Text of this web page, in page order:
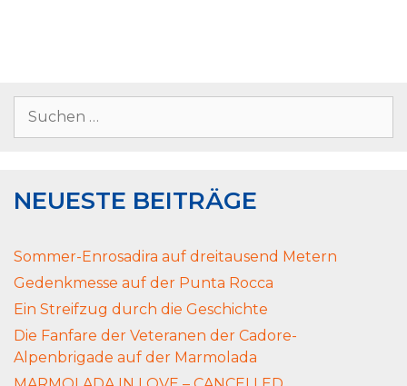
NEUESTE BEITRÄGE
Sommer-Enrosadira auf dreitausend Metern
Gedenkmesse auf der Punta Rocca
Ein Streifzug durch die Geschichte
Die Fanfare der Veteranen der Cadore-
Alpenbrigade auf der Marmolada